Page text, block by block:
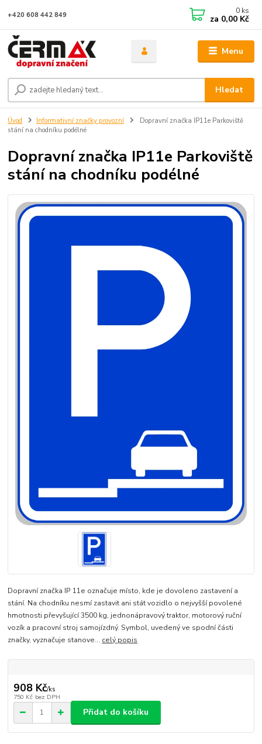
Menu
Hledat
+420 608 442 849 0 ks
za 0,00 Kč
Úvod Informativní značky provozní
Dopravní značka IP11e Parkoviště
stání na chodníku podélné
Dopravní značka IP11e Parkoviště
stání na chodníku podélné
Dopravní značka IP 11e označuje místo, kde je dovoleno zastavení a
stání. Na chodníku nesmí zastavit ani stát vozidlo o nejvyšší povolené
hmotnosti převyšující 3500 kg, jednonápravový traktor, motorový ruční
vozík a pracovní stroj samojízdný. Symbol, uvedený ve spodní části
značky, vyznačuje stanove... celý popis
908 Kč/ks
750 Kč bez DPH
Přidat do košíku